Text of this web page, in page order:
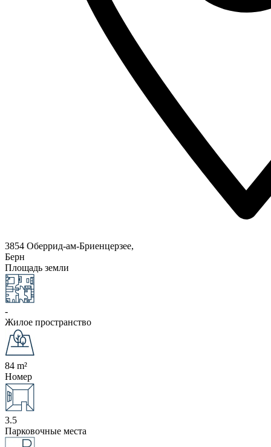
3854 Оберрид-ам-Бриенцерзее,
Берн
Площадь земли
-
Жилое пространство
84 m²
Номер
3.5
Парковочные места